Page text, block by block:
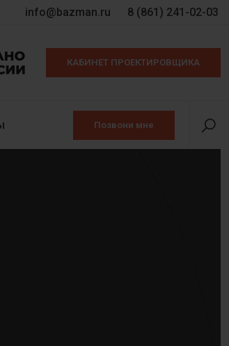
info@bazman.ru 8 (861) 241-02-03
КАБИНЕТ ПРОЕКТИРОВЩИКА
Позвони мне